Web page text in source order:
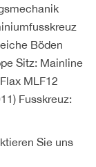
Böden
Sitz: Mainline
MLF12
Fusskreuz:
Sie uns